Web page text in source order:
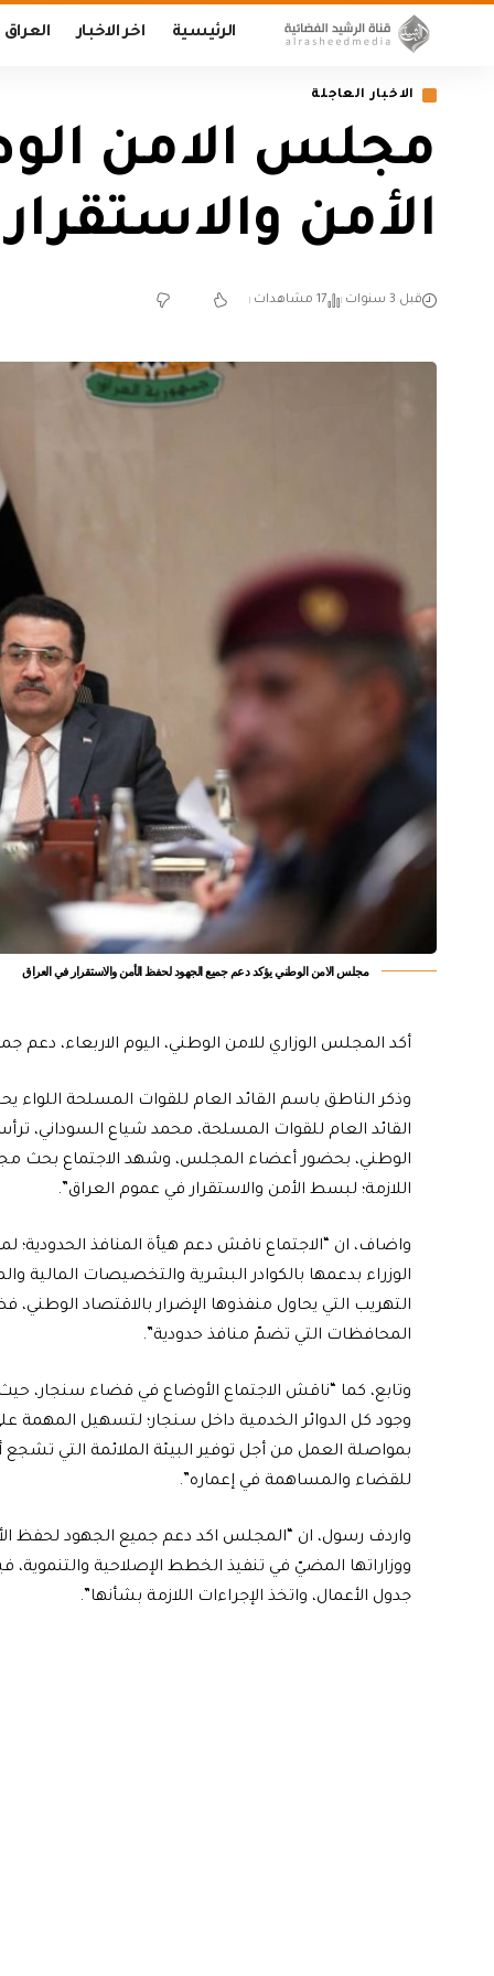
الرئيسية اخر الاخبار العراق
الاخبار العاجلة
مجلس الامن
الأمن
قبل 3 سنوات 17 مشاهدات
مجلس الامن الوطني يؤكد دعم جميع الجهود لحفظ الأمن والاستقرار في العراق
أكد المجلس الوزاري للامن الوطني، اليوم الاربعاء،
وذكر الناطق باسم القائد العام للقوات المسلحة اللواء
القائد العام للقوات المسلحة، محمد شياع السوداني،
الوطني، بحضور أعضاء المجلس، وشهد الاجتماع بحث مجمل
اللازمة؛ لبسط الأمن والاستقرار في عموم العراق”.
واضاف، ان “الاجتماع ناقش دعم هيأة المنافذ
الوزراء بدعمها بالكوادر البشرية والتخصيصات المالية
التهريب التي يحاول منفذوها الإضرار بالاقتصاد الوطني،
المحافظات التي تضمّ منافذ حدودية”.
وتابع، كما “ناقش الاجتماع الأوضاع في قضاء
وجود كل الدوائر الخدمية داخل سنجار؛ لتسهيل المهمة
بمواصلة العمل من أجل توفير البيئة الملائمة التي تشجع
للقضاء والمساهمة في إعماره”.
واردف رسول، ان “المجلس اكد دعم جميع الجهود لحفظ
ووزاراتها المضيّ في تنفيذ الخطط الإصلاحية
جدول الأعمال، واتخذ الإجراءات اللازمة بشأنها”.